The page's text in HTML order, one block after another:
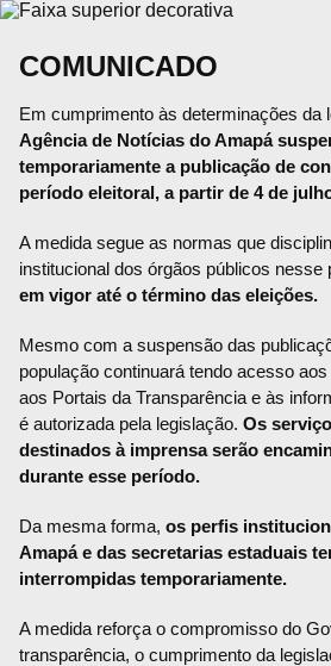
COMUNICADO
Em cumprimento às determinações da
Agência de Notícias do Amapá
temporariamente a publicação de
período eleitoral, a partir de 4 de
A medida segue as normas que
institucional dos órgãos públicos nesse
em vigor até o término das eleições.
Mesmo com a suspensão das
população continuará tendo acesso
aos Portais da Transparência e às
é autorizada pela legislação. Os
destinados à imprensa serão
durante esse período.
Da mesma forma, os perfis
Amapá e das secretarias estaduais
interrompidas temporariamente.
A medida reforça o compromisso do
transparência, o cumprimento da